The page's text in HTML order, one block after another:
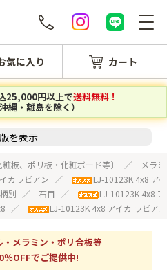
気に入り カート
25,000円以上で送料無料！
縄・離島を除く）
を表示
板、ポリ板・化粧ボード等〕
メラ
カラビアン
LJ-10123K 4x8 ア
別 石目
LJ-10123K 4x8
LJ-10123K 4x8 アイカ ラビア
メラミン・ポリ合板等
OFFでご提供中!